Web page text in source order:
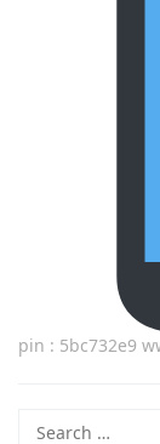
pin : 5bc732e9